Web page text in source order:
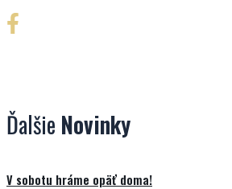
Ďalšie Novinky
V sobotu hráme opäť doma!